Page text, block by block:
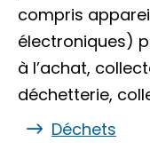
compris
électroniques)
à l’achat,
déchetterie,
Déchets